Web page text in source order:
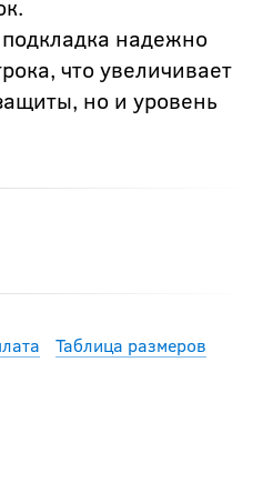
надежно
что увеличивает
но и уровень
Таблица размеров